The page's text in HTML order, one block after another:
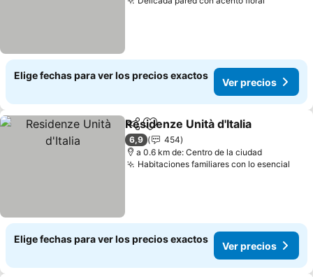
Elige fechas para ver los precios exactos
Ver precios
CompartirAgregar a favoritos
Residenze Unità d'Italia
6,9
454
a 0.6 km de: Centro de la ciudad
Habitaciones familiares con lo esencial
Elige fechas para ver los precios exactos
Ver precios